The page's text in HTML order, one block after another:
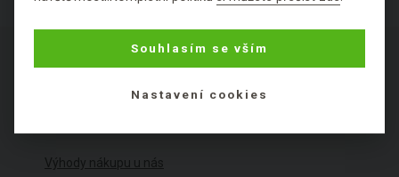
Výhody nákupu u nás
Souhlasím se vším
Nastavení cookies